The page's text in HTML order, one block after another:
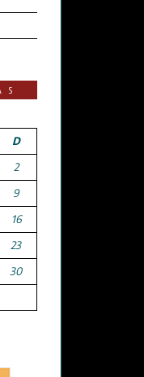
D
2
9
16
23
30